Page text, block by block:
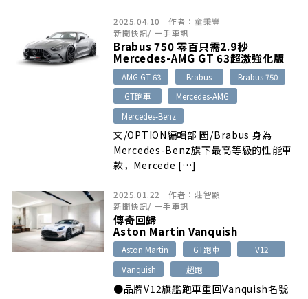
2025.04.10 作者： 童秉豐
新聞快訊/ 一手車訊
Brabus 750 零百只需2.9秒
Mercedes-AMG GT 63超激強化版
AMG GT 63 Brabus
Brabus 750
GT跑車
Mercedes-AMG
Mercedes-Benz
文/OPTION編輯部 圖/Brabus 身為
Mercedes-Benz旗下最高等級的性能車
款，Mercede […]
2025.01.22 作者： 莊智顯
新聞快訊/ 一手車訊
傳奇回歸
Aston Martin Vanquish
Aston Martin GT跑車
V12
Vanquish
超跑
●品牌V12旗艦跑車重回Vanquish名號